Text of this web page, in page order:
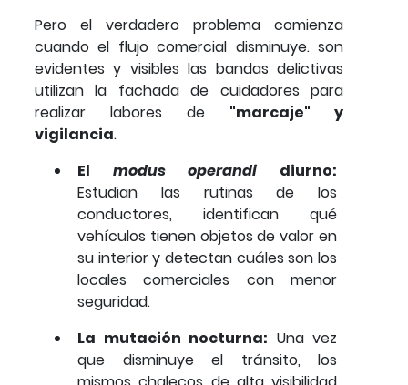
Pero el verdadero problema comienza
cuando el flujo comercial disminuye. son
evidentes y visibles las bandas delictivas
utilizan la fachada de cuidadores para
realizar labores de "marcaje" y
vigilancia.
El modus operandidiurno:
Estudian las rutinas de los
conductores, identifican qué
vehículos tienen objetos de valor en
su interior y detectan cuáles son los
locales comerciales con menor
seguridad.
La mutación nocturna: Una vez
que disminuye el tránsito, los